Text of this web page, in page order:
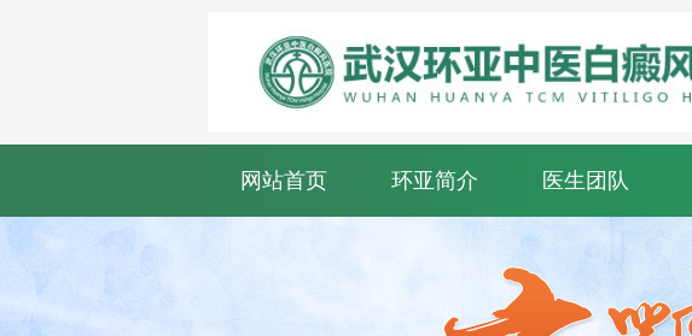
网站首页 环亚简介 医生团队